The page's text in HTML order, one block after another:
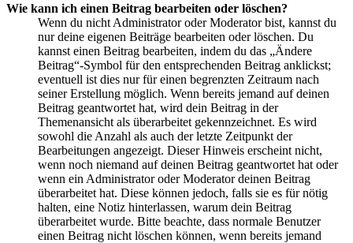
Wie kann ich einen Beitrag bearbeiten oder löschen?
Wenn du nicht Administrator oder Moderator bist, kannst du
nur deine eigenen Beiträge bearbeiten oder löschen. Du
kannst einen Beitrag bearbeiten, indem du das „Ändere
Beitrag“-Symbol für den entsprechenden Beitrag anklickst;
eventuell ist dies nur für einen begrenzten Zeitraum nach
seiner Erstellung möglich. Wenn bereits jemand auf deinen
Beitrag geantwortet hat, wird dein Beitrag in der
Themenansicht als überarbeitet gekennzeichnet. Es wird
sowohl die Anzahl als auch der letzte Zeitpunkt der
Bearbeitungen angezeigt. Dieser Hinweis erscheint nicht,
wenn noch niemand auf deinen Beitrag geantwortet hat oder
wenn ein Administrator oder Moderator deinen Beitrag
überarbeitet hat. Diese können jedoch, falls sie es für nötig
halten, eine Notiz hinterlassen, warum dein Beitrag
überarbeitet wurde. Bitte beachte, dass normale Benutzer
einen Beitrag nicht löschen können, wenn bereits jemand